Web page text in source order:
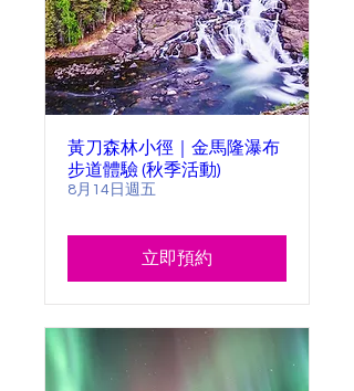
黃刀森林小徑｜金馬隆瀑布
步道體驗 (秋季活動)
8月14日週五
立即預約